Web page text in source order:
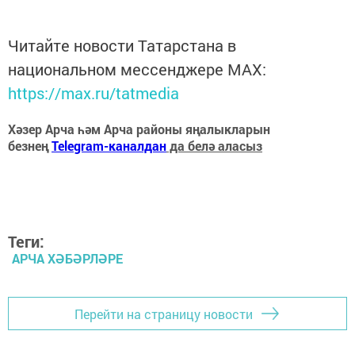
Читайте новости Татарстана в
национальном мессенджере MАХ:
https://max.ru/tatmedia
Хәзер Арча һәм Арча районы яңалыкларын
безнеңTelegram-каналданда белә аласыз
Теги:
АРЧА ХӘБӘРЛӘРЕ
Перейти на страницу новости